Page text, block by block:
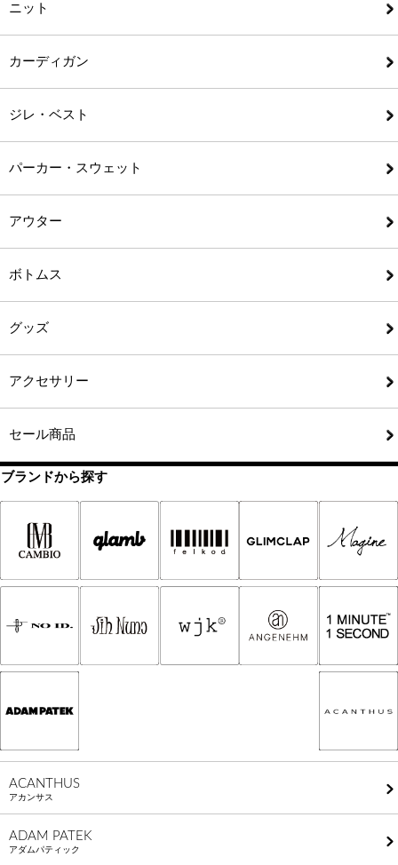
ニット
カーディガン
ジレ・ベスト
パーカー・スウェット
アウター
ボトムス
グッズ
アクセサリー
セール商品
ブランドから探す
ACANTHUS
アカンサス
ADAM PATEK
アダムパティック